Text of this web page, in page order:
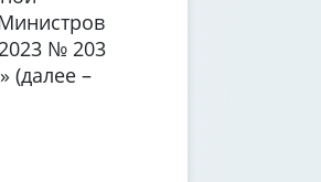
№ 203
(далее –